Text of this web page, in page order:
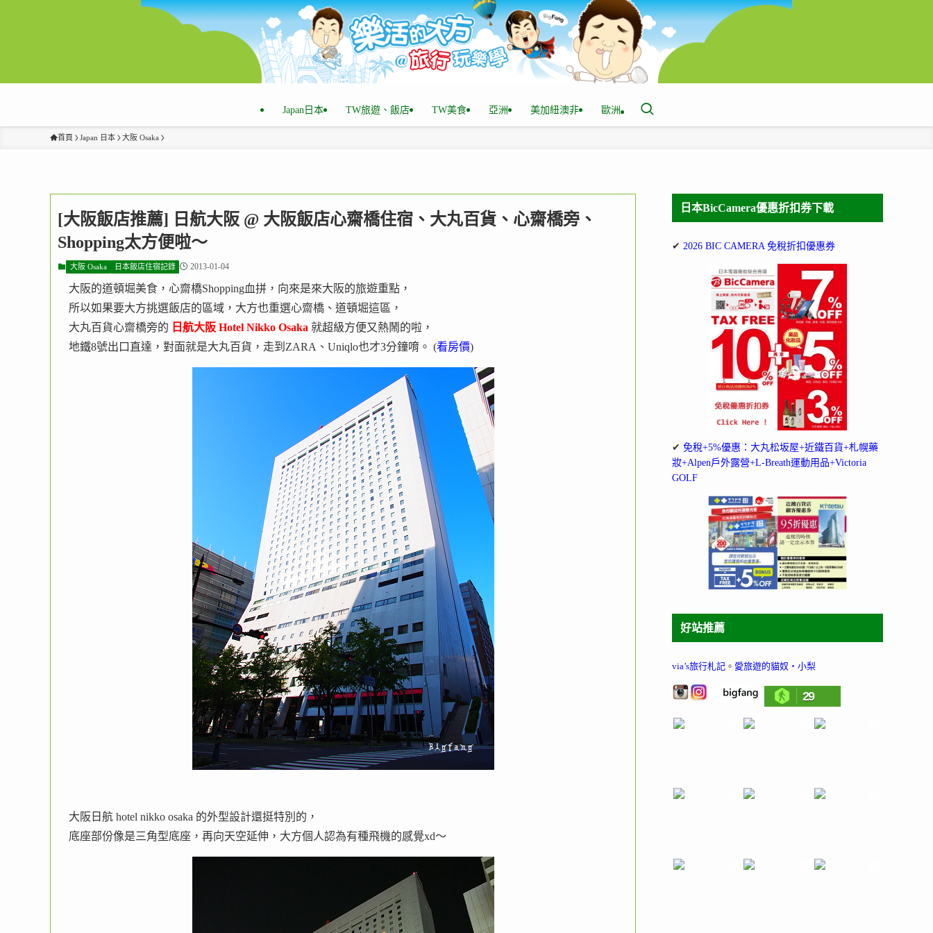
Japan日本 TW旅遊、飯店 TW美食 亞洲 美加紐澳非 歐洲
首頁 Japan 日本 大阪 Osaka
[大阪飯店推薦] 日航大阪 @ 大阪飯店心齋橋住宿、大丸百貨、心齋橋旁、
Shopping太方便啦～
大阪 Osaka 日本飯店住宿記錄 2013-01-04
大阪的道頓堀美食，心齋橋Shopping血拼，向來是來大阪的旅遊重點，
所以如果要大方挑選飯店的區域，大方也重選心齋橋、道頓堀這區，
大丸百貨心齋橋旁的 日航大阪 Hotel Nikko Osaka 就超級方便又熱鬧的啦，
地鐵8號出口直達，對面就是大丸百貨，走到ZARA、Uniqlo也才3分鐘唷。 (看房價)
大阪日航 hotel nikko osaka 的外型設計還挺特別的，
底座部份像是三角型底座，再向天空延伸，大方個人認為有種飛機的感覺xd～
日本BicCamera優惠折扣券下載
✔ 2026 BIC CAMERA 免稅折扣優惠券
✔ 免稅+5%優惠：大丸松坂屋+近鐵百貨+札幌藥
妝+Alpen戶外露營+L-Breath運動用品+Victoria
GOLF
好站推薦
via’s旅行札記 。 愛旅遊的貓奴‧小梨
29